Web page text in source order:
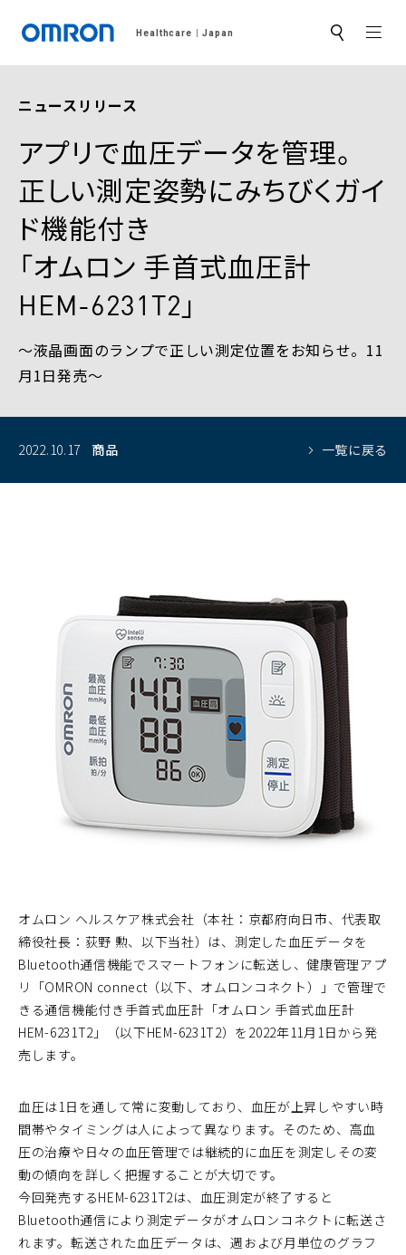
Healthcare Japan サ
ト
ニュースリリース
アプリで血圧データを管理。
正しい測定姿勢にみちびくガイ
ド機能付き
「オムロン 手首式血圧計
HEM-6231T2」
～液晶画面のランプで正しい測定位置をお知らせ。11
月1日発売～
2022.10.17 商品 一覧に戻る
オムロン ヘルスケア株式会社（本社：京都府向日市、代表取
締役社長：荻野 勲、以下当社）は、測定した血圧データを
Bluetooth通信機能でスマートフォンに転送し、健康管理アプ
リ「OMRON connect（以下、オムロンコネクト）」で管理で
きる通信機能付き手首式血圧計「オムロン 手首式血圧計
HEM-6231T2」（以下HEM-6231T2）を2022年11月1日から発
売します。
血圧は1日を通して常に変動しており、血圧が上昇しやすい時
間帯やタイミングは人によって異なります。そのため、高血
圧の治療や日々の血圧管理では継続的に血圧を測定しその変
動の傾向を詳しく把握することが大切です。
今回発売するHEM-6231T2は、血圧測定が終了すると
Bluetooth通信により測定データがオムロンコネクトに転送さ
れます。転送された血圧データは、週および月単位のグラフ